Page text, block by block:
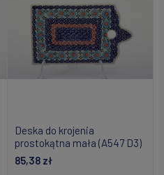
Deska do krojenia
prostokątna mała (A547 D3)
85,38 zł